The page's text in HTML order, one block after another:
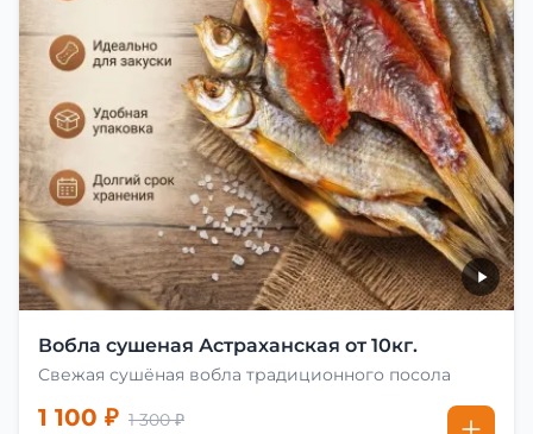
Вобла сушеная Астраханская от 10кг.
Свежая сушёная вобла традиционного посола
1 100 ₽ 1 300 ₽